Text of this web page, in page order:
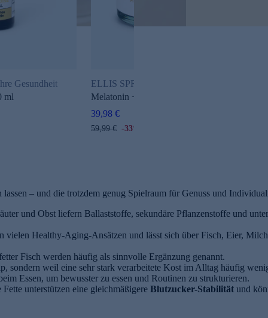
Gesundheit
ml
ELLIS SPRINGS
Melatonin + Rhodiola, 60 Kapseln
39,98 €
59,99 € -33%
– und die trotzdem genug Spielraum für Genuss und
und Obst liefern Ballaststoffe, sekundäre Pflanzenstoffe und
vielen Healthy-Aging-Ansätzen und lässt sich über Fisch, Eier,
Fisch werden häufig als sinnvolle Ergänzung genannt.
sondern weil eine sehr stark verarbeitete Kost im Alltag häufig
Essen, um bewusster zu essen und Routinen zu strukturieren.
unterstützen eine gleichmäßigere Blutzucker-Stabilität und